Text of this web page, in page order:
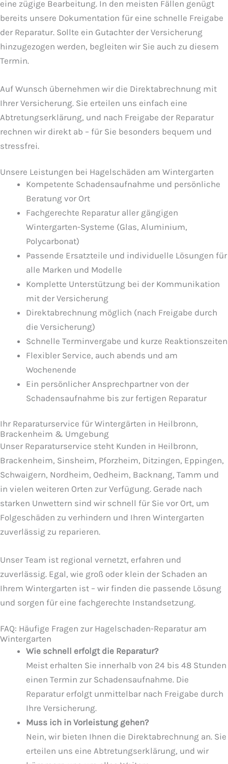
eine zügige Bearbeitung. In den meisten Fällen genügt
bereits unsere Dokumentation für eine schnelle Freigabe
der Reparatur. Sollte ein Gutachter der Versicherung
hinzugezogen werden, begleiten wir Sie auch zu diesem
Termin.
Auf Wunsch übernehmen wir die Direktabrechnung mit
Ihrer Versicherung. Sie erteilen uns einfach eine
Abtretungserklärung, und nach Freigabe der Reparatur
rechnen wir direkt ab – für Sie besonders bequem und
stressfrei.
Unsere Leistungen bei Hagelschäden am Wintergarten
Kompetente Schadensaufnahme und persönliche
Beratung vor Ort
Fachgerechte Reparatur aller gängigen
Wintergarten-Systeme (Glas, Aluminium,
Polycarbonat)
Passende Ersatzteile und individuelle Lösungen für
alle Marken und Modelle
Komplette Unterstützung bei der Kommunikation
mit der Versicherung
Direktabrechnung möglich (nach Freigabe durch
die Versicherung)
Schnelle Terminvergabe und kurze Reaktionszeiten
Flexibler Service, auch abends und am
Wochenende
Ein persönlicher Ansprechpartner von der
Schadensaufnahme bis zur fertigen Reparatur
Ihr Reparaturservice für Wintergärten in Heilbronn,
Brackenheim & Umgebung
Unser Reparaturservice steht Kunden in Heilbronn,
Brackenheim, Sinsheim, Pforzheim, Ditzingen, Eppingen,
Schwaigern, Nordheim, Oedheim, Backnang, Tamm und
in vielen weiteren Orten zur Verfügung. Gerade nach
starken Unwettern sind wir schnell für Sie vor Ort, um
Folgeschäden zu verhindern und Ihren Wintergarten
zuverlässig zu reparieren.
Unser Team ist regional vernetzt, erfahren und
zuverlässig. Egal, wie groß oder klein der Schaden an
Ihrem Wintergarten ist – wir finden die passende Lösung
und sorgen für eine fachgerechte Instandsetzung.
FAQ: Häufige Fragen zur Hagelschaden-Reparatur am
Wintergarten
Wie schnell erfolgt die Reparatur?
Meist erhalten Sie innerhalb von 24 bis 48 Stunden
einen Termin zur Schadensaufnahme. Die
Reparatur erfolgt unmittelbar nach Freigabe durch
Ihre Versicherung.
Muss ich in Vorleistung gehen?
Nein, wir bieten Ihnen die Direktabrechnung an. Sie
erteilen uns eine Abtretungserklärung, und wir